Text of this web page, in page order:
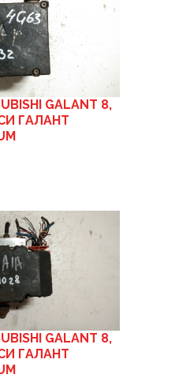
GALANT 8,
ГАЛАНТ
GALANT 8,
ГАЛАНТ